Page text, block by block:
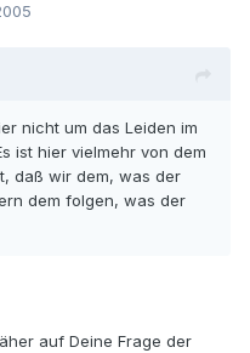
nicht um das Leiden im
ist hier vielmehr von dem
daß wir dem, was der
dem folgen, was der
auf Deine Frage der